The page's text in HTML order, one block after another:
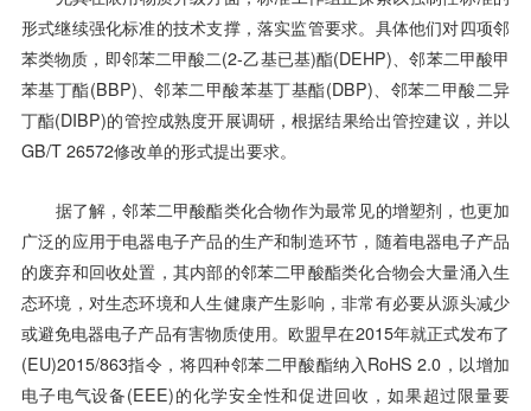
形式继续强化标准的技术支撑，落实监管要求。具体他们对四项邻
苯类物质，即邻苯二甲酸二(2-乙基已基)酯(DEHP)、邻苯二甲酸甲
苯基丁酯(BBP)、邻苯二甲酸苯基丁基酯(DBP)、邻苯二甲酸二异
丁酯(DIBP)的管控成熟度开展调研，根据结果给出管控建议，并以
GB/T 26572修改单的形式提出要求。
据了解，邻苯二甲酸酯类化合物作为最常见的增塑剂，也更加
广泛的应用于电器电子产品的生产和制造环节，随着电器电子产品
的废弃和回收处置，其内部的邻苯二甲酸酯类化合物会大量涌入生
态环境，对生态环境和人生健康产生影响，非常有必要从源头减少
或避免电器电子产品有害物质使用。欧盟早在2015年就正式发布了
(EU)2015/863指令，将四种邻苯二甲酸酯纳入RoHS 2.0，以增加
电子电气设备(EEE)的化学安全性和促进回收，如果超过限量要